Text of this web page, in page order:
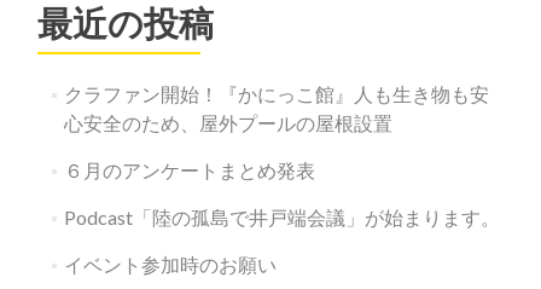
最近の投稿
クラファン開始！『かにっこ館』人も生き物も安
心安全のため、屋外プールの屋根設置
６月のアンケートまとめ発表
Podcast「陸の孤島で井戸端会議」が始まります。
イベント参加時のお願い